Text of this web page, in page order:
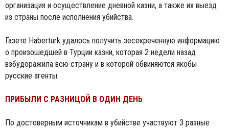
организация и осуществление дневной казни, а также их выезд
из страны после исполнения убийства.
Газете Haberturk удалось получить зесекреченную информацию
о произошедшей в Турции казни, которая 2 недели назад
взбудоражила всю страну и в которой обвиняются якобы
русские агенты.
ПРИБЫЛИ С РАЗНИЦОЙ В ОДИН ДЕНЬ
По достоверным источникам в убийстве участвуют 3 разные